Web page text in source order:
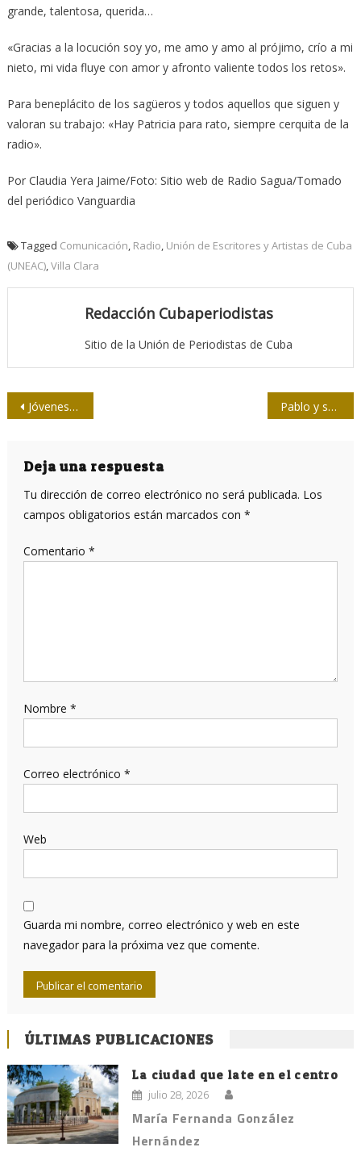
grande, talentosa, querida…
«Gracias a la locución soy yo, me amo y amo al prójimo, crío a mi
nieto, mi vida fluye con amor y afronto valiente todos los retos».
Para beneplácito de los sagüeros y todos aquellos que siguen y
valoran su trabajo: «Hay Patricia para rato, siempre cerquita de la
radio».
Por Claudia Yera Jaime/Foto: Sitio web de Radio Sagua/Tomado
del periódico Vanguardia
Tagged Comunicación, Radio, Unión de Escritores y Artistas de Cuba
(UNEAC),Villa Clara
Redacción Cubaperiodistas
Sitio de la Unión de Periodistas de Cuba
Navegación
entradas
Jóvenes periodistas de Guantánamo recorren sitios históricos Pablo y su periodismo deportivo
Deja una respuesta
Tu dirección de correo electrónico no será publicada. Los
campos obligatorios están marcados con *
Comentario *
Nombre *
Correo electrónico *
Web
Guarda mi nombre, correo electrónico y web en este
navegador para la próxima vez que comente.
ÚLTIMAS PUBLICACIONES
La ciudad que late en el centro
julio 28, 2026
María Fernanda González
Hernández